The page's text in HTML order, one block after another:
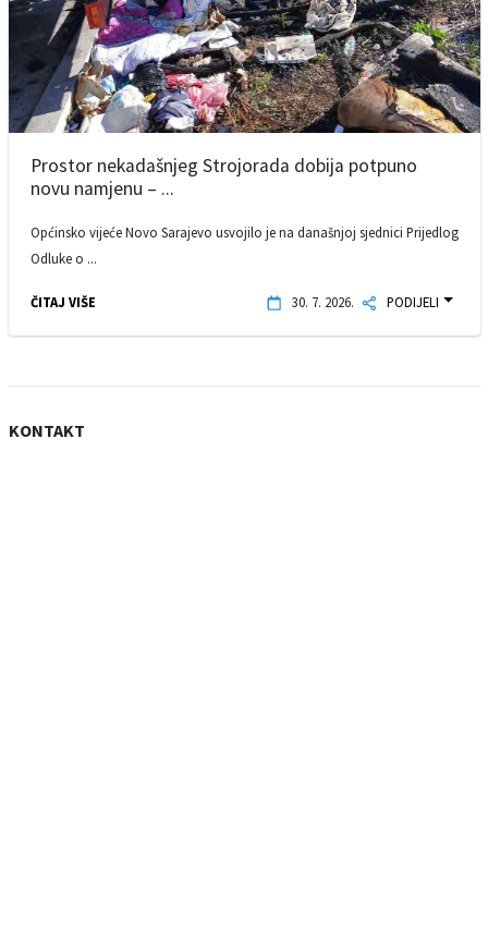
Prostor nekadašnjeg Strojorada dobija potpuno
novu namjenu – ...
Općinsko vijeće Novo Sarajevo usvojilo je na današnjoj sjednici Prijedlog
Odluke o ...
ČITAJ VIŠE 30. 7. 2026. PODIJELI
KONTAKT